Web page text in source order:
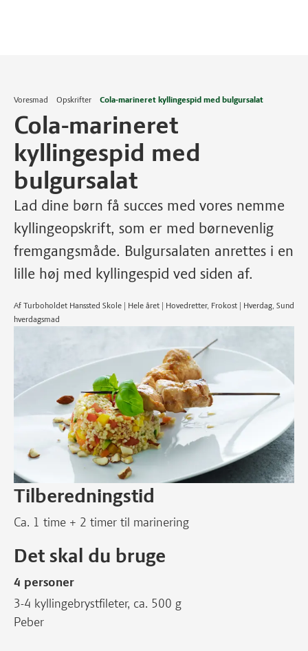
Voresmad Opskrifter Cola-marineret kyllingespid med bulgursalat
Cola-marineret
kyllingespid med
bulgursalat
Lad dine børn få succes med vores nemme
kyllingeopskrift, som er med børnevenlig
fremgangsmåde. Bulgursalaten anrettes i en
lille høj med kyllingespid ved siden af.
Af Turboholdet Hanssted Skole | Hele året | Hovedretter, Frokost | Hverdag, Sund
hverdagsmad
Tilberedningstid
Ca. 1 time + 2 timer til marinering
Det skal du bruge
4 personer
3-4 kyllingebrystfileter, ca. 500 g
Peber